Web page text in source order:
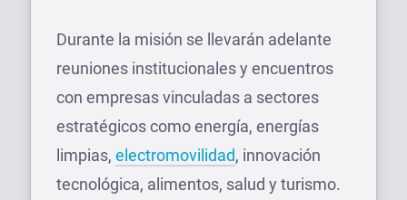
Durante la misión se llevarán adelante
reuniones institucionales y encuentros
con empresas vinculadas a sectores
estratégicos como energía, energías
limpias, electromovilidad, innovación
tecnológica, alimentos, salud y turismo.